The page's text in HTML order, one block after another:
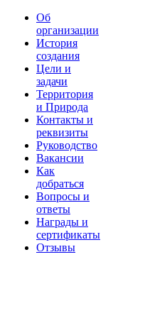
Об
организации
История
создания
Цели и
задачи
Территория
и Природа
Контакты и
реквизиты
Руководство
Вакансии
Как
добраться
Вопросы и
ответы
Награды и
сертификаты
Отзывы